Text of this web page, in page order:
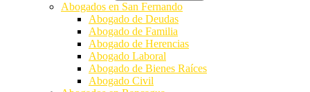
Abogados en San Fernando
Abogado de Deudas
Abogado de Familia
Abogado de Herencias
Abogado Laboral
Abogado de Bienes Raíces
Abogado Civil